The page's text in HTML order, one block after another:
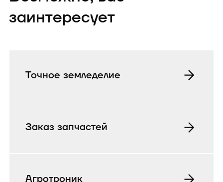
заинтересует
Точное земледелие
Заказ запчастей
Агротроник